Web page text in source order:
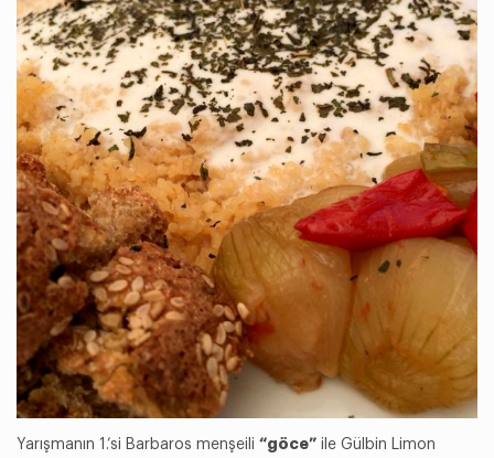
Yarışmanın 1.’si Barbaros menşeili “göce” ile Gülbin Limon